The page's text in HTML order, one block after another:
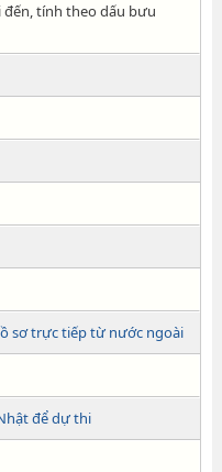
đến, tính theo dấu bưu
sơ trực tiếp từ nước ngoài
để dự thi